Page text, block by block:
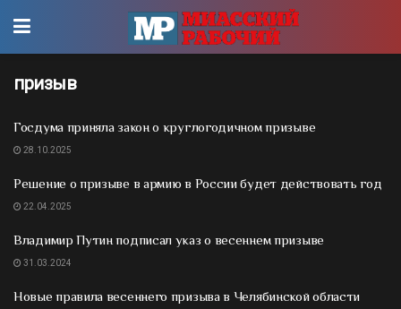
призыв
Госдума приняла закон о круглогодичном призыве
28.10.2025
Решение о призыве в армию в России будет действовать год
22.04.2025
Владимир Путин подписал указ о весеннем призыве
31.03.2024
Новые правила весеннего призыва в Челябинской области